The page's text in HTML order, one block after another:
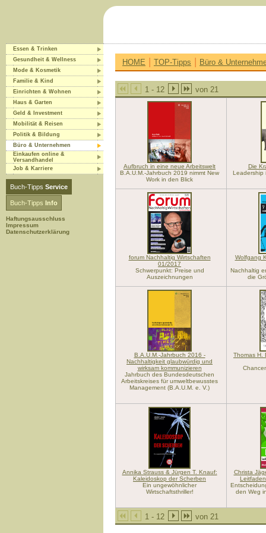
Essen & Trinken
Gesundheit & Wellness
Mode & Kosmetik
Familie & Kind
Einrichten & Wohnen
Haus & Garten
Geld & Investment
Mobilität & Reisen
Politik & Bildung
Büro & Unternehmen
Einkaufen online &
Versandhandel
Job & Karriere
Buch-Tipps Service
Buch-Tipps Info
Haftungsausschluss
Impressum
Datenschutzerklärung
HOME | TOP-Tipps | Büro &
1 - 12 von 21
Aufbruch in eine neue Arbeitswelt
B.A.U.M.-Jahrbuch 2019 nimmt New
Work in den Blick
Die
Leadership
forum Nachhaltig Wirtschaften
01/2017
Schwerpunkt: Preise und
Auszeichnungen
Wolfgang
Nachhaltig
die
B.A.U.M.-Jahrbuch 2016 -
Nachhaltigkeit glaubwürdig und
wirksam kommunizieren
Jahrbuch des Bundesdeutschen
Arbeitskreises für umweltbewusstes
Management (B.A.U.M. e. V.)
Thomas H.
Annika Strauss & Jürgen T. Knauf:
Kaleidoskop der Scherben
Ein ungewöhnlicher
Wirtschaftsthriller!
Christa
den Weg
1 - 12 von 21